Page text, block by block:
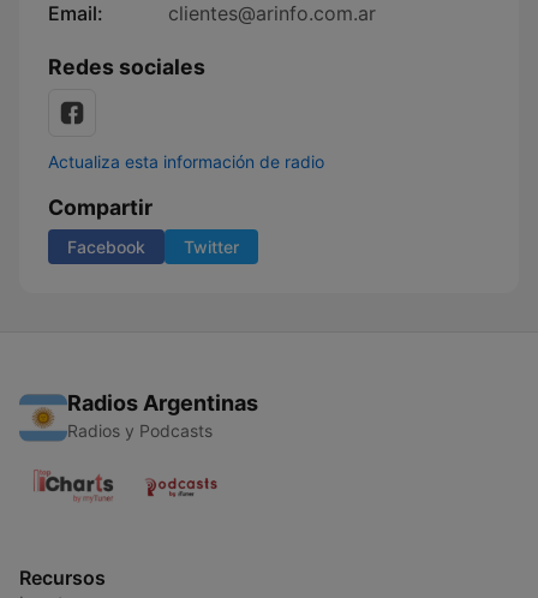
Email:
clientes@arinfo.com.ar
Redes sociales
Actualiza esta información de radio
Compartir
Facebook Twitter
Radios Argentinas
Radios y Podcasts
Recursos